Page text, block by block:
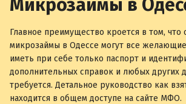
Микрозаймы в
Главное преимущество кроется в том, что
микрозаймы в Одессе могут все
иметь при себе только паспорт и
дополнительных справок и любых других
требуется. Детальное руководство как
находится в общем доступе на сайте МФО.